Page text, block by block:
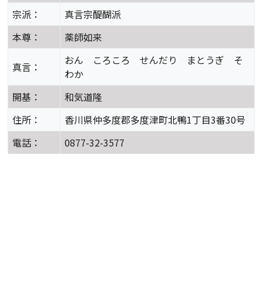
宗派：
真言宗醍醐派
本尊：
薬師如来
真言：
おん ころころ せんだり まとうぎ そ
わか
開基：
和気道隆
住所：
香川県仲多度郡多度津町北鴨1丁目3番30号
電話：
0877-32-3577